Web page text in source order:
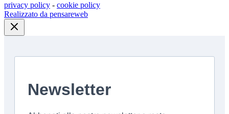
privacy policy - cookie policy
Realizzato da pensareweb